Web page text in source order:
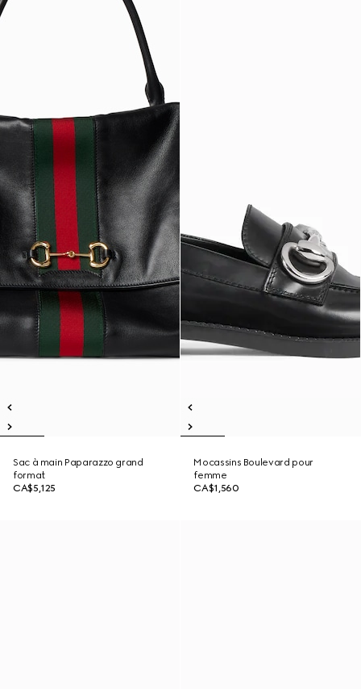
Sac à main Paparazzo grand
format
CA$5,125
Mocassins Boulevard pour
femme
CA$1,560